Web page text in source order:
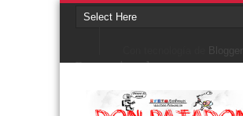
Blogger
Denunciar abuso